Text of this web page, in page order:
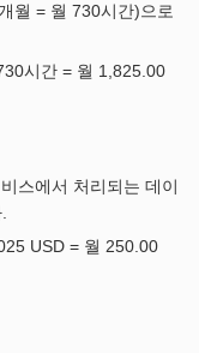
월 = 월 730시간)으로
시간 = 월 1,825.00
스에서 처리되는 데이
USD = 월 250.00